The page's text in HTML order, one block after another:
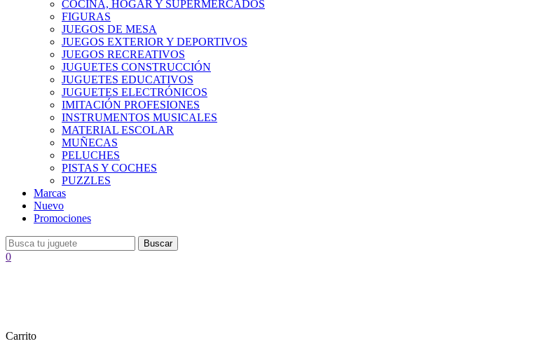
COCINA, HOGAR Y SUPERMERCADOS
FIGURAS
JUEGOS DE MESA
JUEGOS EXTERIOR Y DEPORTIVOS
JUEGOS RECREATIVOS
JUGUETES CONSTRUCCIÓN
JUGUETES EDUCATIVOS
JUGUETES ELECTRÓNICOS
IMITACIÓN PROFESIONES
INSTRUMENTOS MUSICALES
MATERIAL ESCOLAR
MUÑECAS
PELUCHES
PISTAS Y COCHES
PUZZLES
Marcas
Nuevo
Promociones
Buscar
0
Carrito